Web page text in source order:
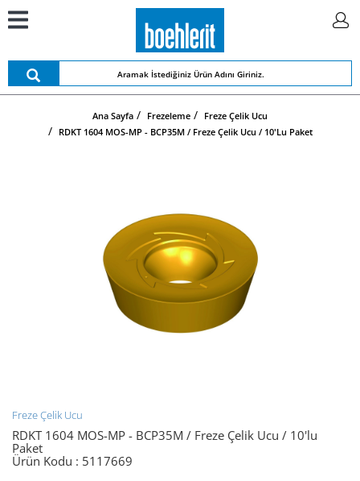
Ana Sayfa Frezeleme
Freze Çelik Ucu
RDKT 1604 MOS-MP - BCP35M / Freze Çelik Ucu / 10'lu Paket
Freze Çelik Ucu
RDKT 1604 MOS-MP - BCP35M / Freze Çelik Ucu / 10'lu
Paket
Ürün Kodu : 5117669